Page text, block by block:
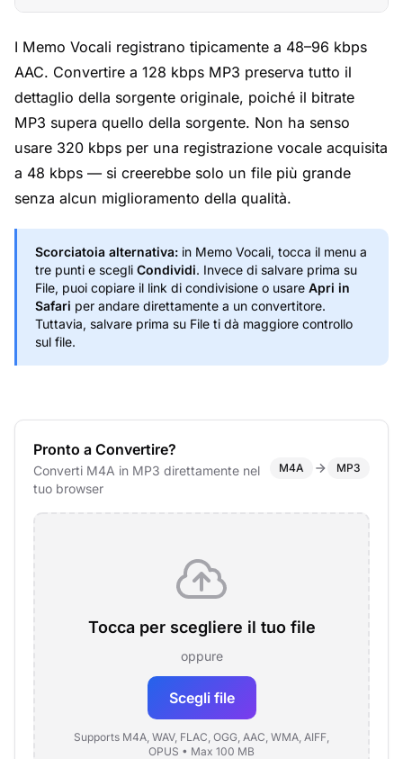
I Memo Vocali registrano tipicamente a 48–96 kbps
AAC. Convertire a 128 kbps MP3 preserva tutto il
dettaglio della sorgente originale, poiché il bitrate
MP3 supera quello della sorgente. Non ha senso
usare 320 kbps per una registrazione vocale acquisita
a 48 kbps — si creerebbe solo un file più grande
senza alcun miglioramento della qualità.
Scorciatoia alternativa: in Memo Vocali, tocca il menu a
tre punti e scegli Condividi. Invece di salvare prima su
File, puoi copiare il link di condivisione o usare Apri in
Safari per andare direttamente a un convertitore.
Tuttavia, salvare prima su File ti dà maggiore controllo
sul file.
Pronto a Convertire?
Converti M4A in MP3 direttamente nel
tuo browser
M4A MP3
Tocca per scegliere il tuo file
oppure
Scegli file
Supports M4A, WAV, FLAC, OGG, AAC, WMA, AIFF,
OPUS • Max 100 MB